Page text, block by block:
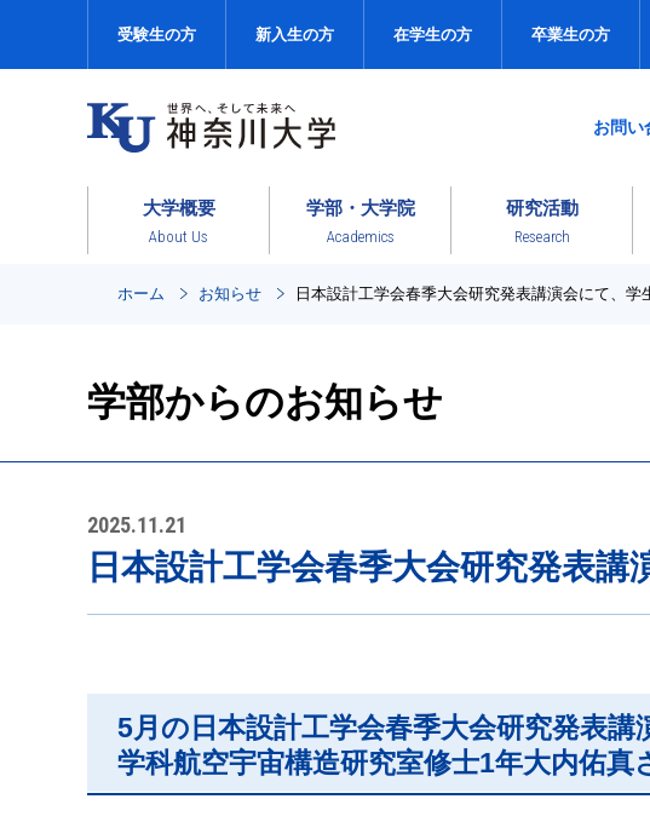
受験生の方 新入生の方 在学生の方 卒業生の方
お問い
大学概要
About Us
学部・大学院
Academics
研究活動
Research
ホーム お知らせ 日本設計工学会春季大会研究発表講演会にて、学
学部からのお知らせ
2025.11.21
日本設計工学会春季大会研究発表講
5月の日本設計工学会春季大会研究発表
学科航空宇宙構造研究室修士1年大内佑真